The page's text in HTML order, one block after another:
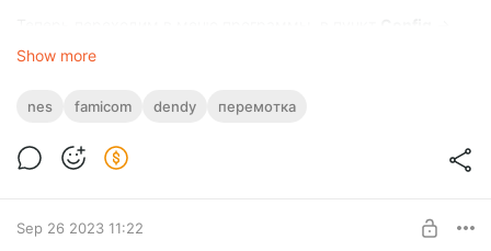
Video
цветом игры) и
экрана). Можно также поставить галочку напротив пункта
изменить фильтры, меняем слева и по центру списки
Show more
nes famicom dendy перемотка
Sep 26 2023 11:22